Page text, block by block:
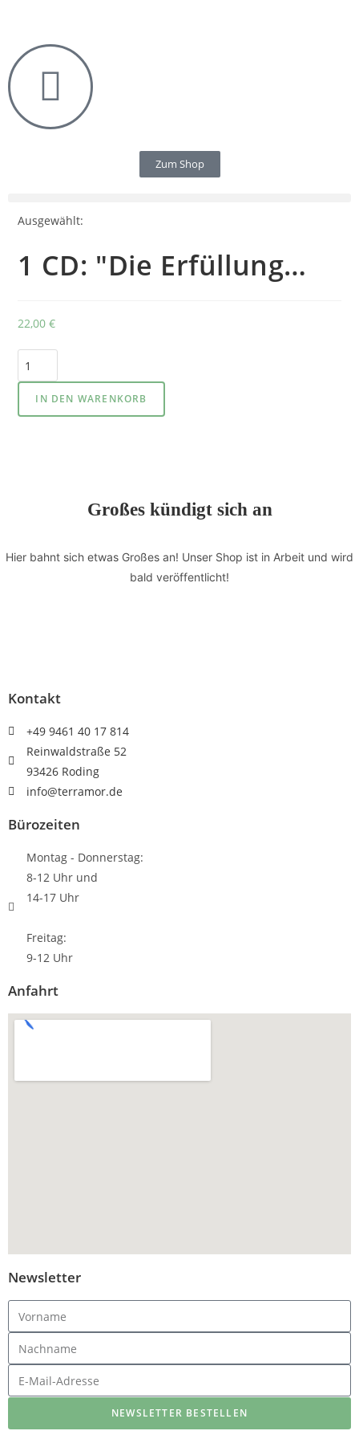
Zum Shop
Ausgewählt:
1 CD: "Die Erfüllung…
22,00€
IN DEN WARENKORB
Großes kündigt sich an
Hier bahnt sich etwas Großes an! Unser Shop ist in Arbeit und wird
bald veröffentlicht!
Kontakt
+49 9461 40 17 814
Reinwaldstraße 52
93426 Roding
info@terramor.de
Bürozeiten
Montag - Donnerstag:
8-12 Uhr und
14-17 Uhr
Freitag:
9-12 Uhr
Anfahrt
Newsletter
NEWSLETTER BESTELLEN